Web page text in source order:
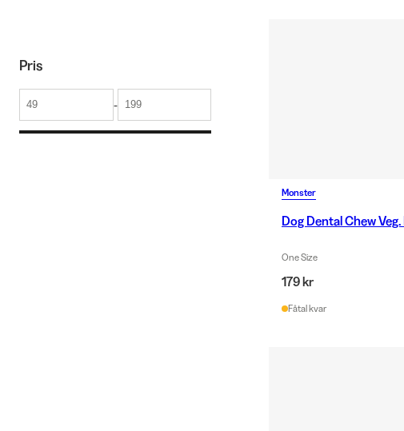
Pris
-
Monster
Dog Dental Chew
One Size
179 kr
Fåtal kvar